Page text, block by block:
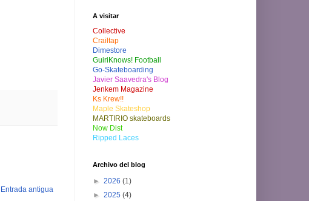
Entrada antigua
A visitar
Collective
Crailtap
Dimestore
GuiriKnows! Football
Go-Skateboarding
Javier Saavedra's Blog
Jenkem Magazine
Ks Krew!!
Maple Skateshop
MARTIRIO skateboards
Now Dist
Ripped Laces
Archivo del blog
► 2026 (1)
► 2025 (4)